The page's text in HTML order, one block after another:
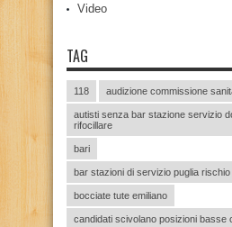
Video
TAG
118 audizione commissione
autisti senza bar stazione servizio
rifocillare
bari
bar stazioni di servizio puglia
bocciate tute emiliano
candidati scivolano posizioni basse